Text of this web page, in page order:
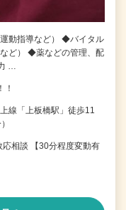
動指導など） ◆バイタル
ど） ◆薬などの管理、配
…
線「上板橋駅」徒歩11
相談 【30分程度変動有